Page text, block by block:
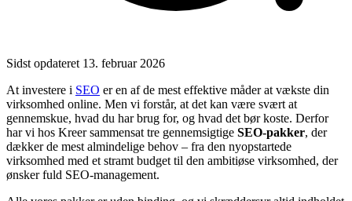
Sidst opdateret 13. februar 2026
At investere i SEO er en af de mest effektive måder at vækste din
virksomhed online. Men vi forstår, at det kan være svært at
gennemskue, hvad du har brug for, og hvad det bør koste. Derfor
har vi hos Kreer sammensat tre gennemsigtige SEO-pakker, der
dækker de mest almindelige behov – fra den nyopstartede
virksomhed med et stramt budget til den ambitiøse virksomhed, der
ønsker fuld SEO-management.